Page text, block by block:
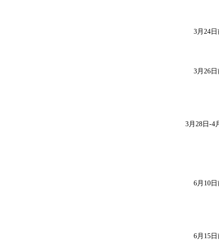
3月 24日
3月 26日
3月 28 日 -4
6月 10日
6月15日